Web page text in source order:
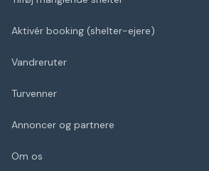
Aktivér booking (shelter-ejere)
Vandreruter
Turvenner
Annoncer og partnere
Om os